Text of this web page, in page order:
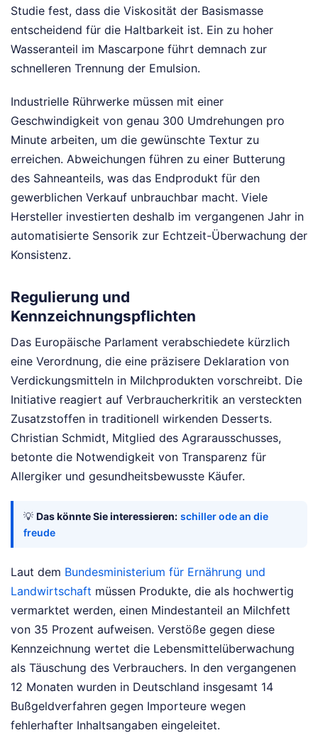
Studie fest, dass die Viskosität der Basismasse
entscheidend für die Haltbarkeit ist. Ein zu hoher
Wasseranteil im Mascarpone führt demnach zur
schnelleren Trennung der Emulsion.
Industrielle Rührwerke müssen mit einer
Geschwindigkeit von genau 300 Umdrehungen pro
Minute arbeiten, um die gewünschte Textur zu
erreichen. Abweichungen führen zu einer Butterung
des Sahneanteils, was das Endprodukt für den
gewerblichen Verkauf unbrauchbar macht. Viele
Hersteller investierten deshalb im vergangenen Jahr in
automatisierte Sensorik zur Echtzeit-Überwachung der
Konsistenz.
Regulierung und
Kennzeichnungspflichten
Das Europäische Parlament verabschiedete kürzlich
eine Verordnung, die eine präzisere Deklaration von
Verdickungsmitteln in Milchprodukten vorschreibt. Die
Initiative reagiert auf Verbraucherkritik an versteckten
Zusatzstoffen in traditionell wirkenden Desserts.
Christian Schmidt, Mitglied des Agrarausschusses,
betonte die Notwendigkeit von Transparenz für
Allergiker und gesundheitsbewusste Käufer.
💡 Das könnte Sie interessieren: schiller ode an die
freude
Laut dem Bundesministerium für Ernährung und
Landwirtschaft müssen Produkte, die als hochwertig
vermarktet werden, einen Mindestanteil an Milchfett
von 35 Prozent aufweisen. Verstöße gegen diese
Kennzeichnung wertet die Lebensmittelüberwachung
als Täuschung des Verbrauchers. In den vergangenen
12 Monaten wurden in Deutschland insgesamt 14
Bußgeldverfahren gegen Importeure wegen
fehlerhafter Inhaltsangaben eingeleitet.